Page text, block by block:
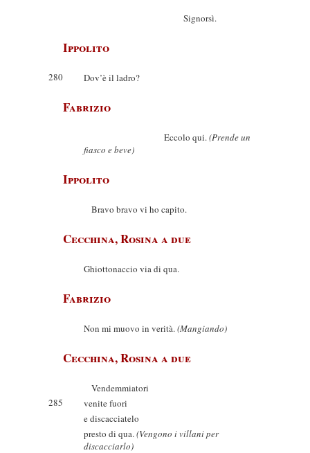
Signorsì.
Ippolito
280 Dov’è il ladro?
Fabrizio
Eccolo qui.(Prende un
fiasco e beve)
Ippolito
Bravo bravo vi ho capito.
Cecchina, Rosina a due
Ghiottonaccio via di qua.
Fabrizio
Non mi muovo in verità.(Mangiando)
Cecchina, Rosina a due
Vendemmiatori
285
venite fuori
e discacciatelo
presto di qua.(Vengono i villani per
discacciarlo)